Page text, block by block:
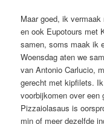
Maar goed, ik
en ook Eupotours met
samen, soms maak ik
Woensdag aten we
van Antonio Carlucio,
gerecht met kipfilets.
voorbijkomen over een
Pizzaiolasaus is
min of meer dezelfde